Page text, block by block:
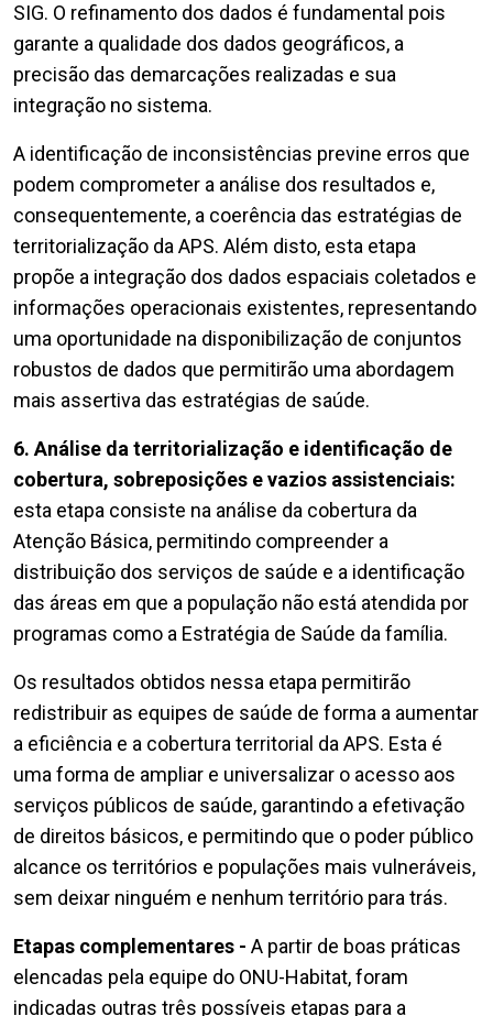
SIG. O refinamento dos dados é fundamental pois
garante a qualidade dos dados geográficos, a
precisão das demarcações realizadas e sua
integração no sistema.
A identificação de inconsistências previne erros que
podem comprometer a análise dos resultados e,
consequentemente, a coerência das estratégias de
territorialização da APS. Além disto, esta etapa
propõe a integração dos dados espaciais coletados e
informações operacionais existentes, representando
uma oportunidade na disponibilização de conjuntos
robustos de dados que permitirão uma abordagem
mais assertiva das estratégias de saúde.
6. Análise da territorialização e identificação de
cobertura, sobreposições e vazios assistenciais:
esta etapa consiste na análise da cobertura da
Atenção Básica, permitindo compreender a
distribuição dos serviços de saúde e a identificação
das áreas em que a população não está atendida por
programas como a Estratégia de Saúde da família.
Os resultados obtidos nessa etapa permitirão
redistribuir as equipes de saúde de forma a aumentar
a eficiência e a cobertura territorial da APS. Esta é
uma forma de ampliar e universalizar o acesso aos
serviços públicos de saúde, garantindo a efetivação
de direitos básicos, e permitindo que o poder público
alcance os territórios e populações mais vulneráveis,
sem deixar ninguém e nenhum território para trás.
Etapas complementares - A partir de boas práticas
elencadas pela equipe do ONU-Habitat, foram
indicadas outras três possíveis etapas para a